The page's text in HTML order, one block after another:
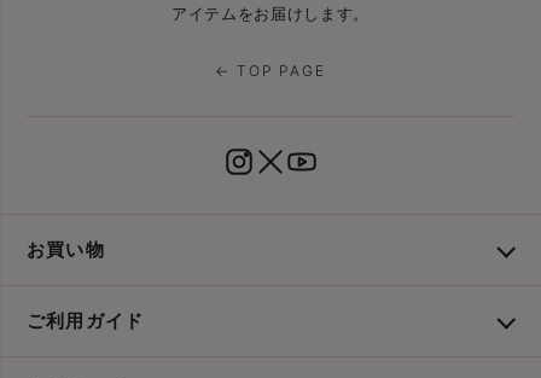
アイテムをお届けします。
← TOP PAGE
お買い物
ご利用ガイド